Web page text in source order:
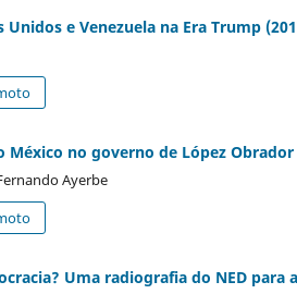
Unidos e Venezuela na Era Trump
no governo de López
Ayerbe
Uma radiografia do NED para